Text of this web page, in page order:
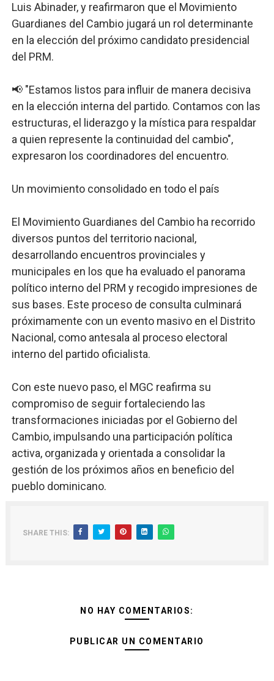
Luis Abinader, y reafirmaron que el Movimiento
Guardianes del Cambio jugará un rol determinante
en la elección del próximo candidato presidencial
del PRM.
📢 "Estamos listos para influir de manera decisiva
en la elección interna del partido. Contamos con las
estructuras, el liderazgo y la mística para respaldar
a quien represente la continuidad del cambio",
expresaron los coordinadores del encuentro.
Un movimiento consolidado en todo el país
El Movimiento Guardianes del Cambio ha recorrido
diversos puntos del territorio nacional,
desarrollando encuentros provinciales y
municipales en los que ha evaluado el panorama
político interno del PRM y recogido impresiones de
sus bases. Este proceso de consulta culminará
próximamente con un evento masivo en el Distrito
Nacional, como antesala al proceso electoral
interno del partido oficialista.
Con este nuevo paso, el MGC reafirma su
compromiso de seguir fortaleciendo las
transformaciones iniciadas por el Gobierno del
Cambio, impulsando una participación política
activa, organizada y orientada a consolidar la
gestión de los próximos años en beneficio del
pueblo dominicano.
SHARE THIS:
NO HAY COMENTARIOS:
PUBLICAR UN COMENTARIO